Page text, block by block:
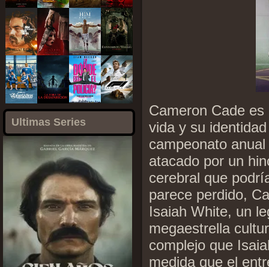
Ultimas Series
Cameron Cade
vida y su
campeonato
atacado por un
cerebral que
parece perdido,
Isaiah White, un
megaestrella
complejo que
medida que el